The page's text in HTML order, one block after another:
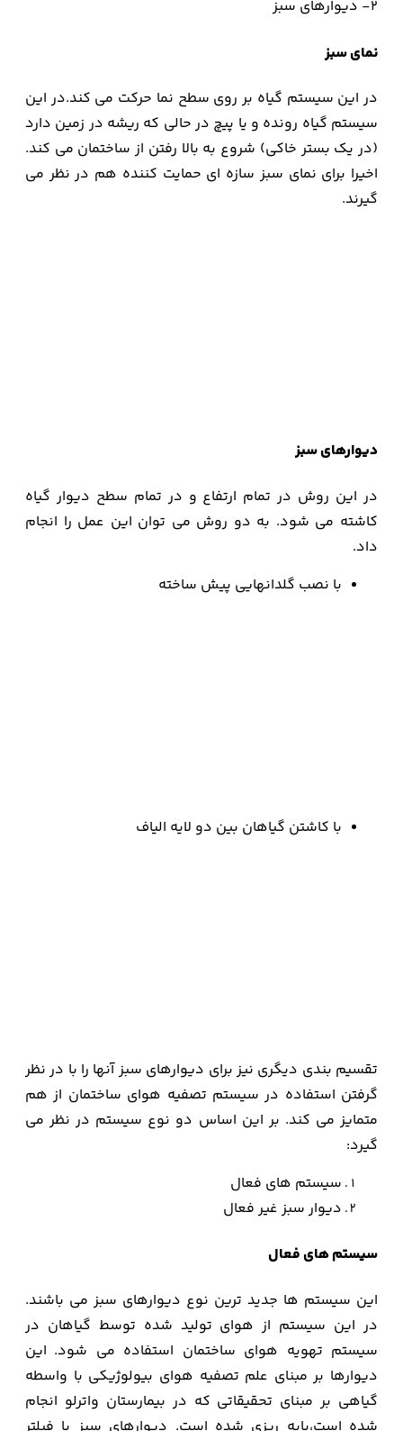
2- دیوارهای سبز
نمای سبز
در این سیستم گیاه بر روی سطح نما حرکت می کند.در این
سیستم گیاه رونده و یا پیچ در حالی که ریشه در زمین دارد
(در یک بستر خاکی) شروع به بالا رفتن از ساختمان می کند.
اخیرا برای نمای سبز سازه ای حمایت کننده هم در نظر می
گیرند.
دیوارهای سبز
در این روش در تمام ارتفاع و در تمام سطح دیوار گیاه
کاشته می شود. به دو روش می توان این عمل را انجام
داد.
با نصب گلدانهایی پیش ساخته
با کاشتن گیاهان بین دو لایه الیاف
تقسیم بندی دیگری نیز برای دیوارهای سبز آنها را با در نظر
گرفتن استفاده در سیستم تصفیه هوای ساختمان از هم
متمایز می کند. بر این اساس دو نوع سیستم در نظر می
گیرد:
سیستم های فعال
دیوار سبز غیر فعال
سیستم های فعال
این سیستم ها جدید ترین نوع دیوارهای سبز می باشند.
در این سیستم از هوای تولید شده توسط گیاهان در
سیستم تهویه هوای ساختمان استفاده می شود. این
دیوارها بر مبنای علم تصفیه هوای بیولوژیکی با واسطه
گیاهی بر مبنای تحقیقاتی که در بیمارستان واترلو انجام